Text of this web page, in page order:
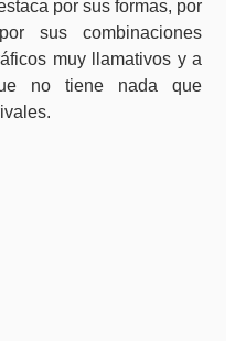
por sus formas, por
sus combinaciones
muy llamativos y a
no tiene nada que